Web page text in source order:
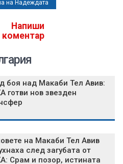
на Надеждата
Напиши
коментар
боя над Макаби Тел Авив:
готви нов звезден
на Макаби Тел Авив
след загубата от
Срам и позор, истината